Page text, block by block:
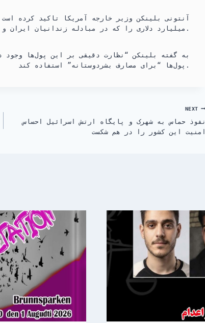
میلیارد دلاری را که در مبادله زندانیان ایران و آمریکا در ماه سپتامبر آزاد شده، خرج کند.
به گفته بلینکن “نظارت دقیقی بر این پول‌ها
پول‌ها “برای مصارف بشردوستانه” استفاده کند.
NEXT
نفوذ حماس به شهرک و پایگاه ارتش اسرائیل احساس
امنیت این کشور را در هم شکست